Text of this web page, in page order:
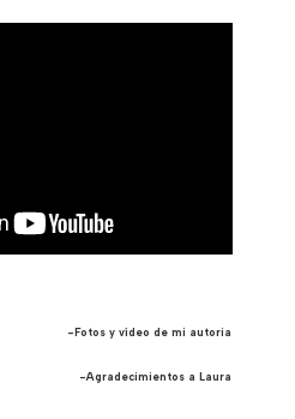
-Fotos y vídeo de mi autoria
-Agradecimientos a Laura